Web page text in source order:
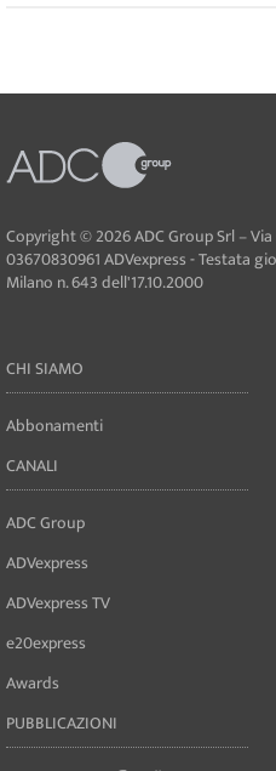
Copyright © 2026 ADC Group Srl –
03670830961 ADVexpress - Testata
Milano n. 643 dell'17.10.2000
CHI SIAMO
Abbonamenti
CANALI
ADC Group
ADVexpress
ADVexpress TV
e20express
Awards
PUBBLICAZIONI